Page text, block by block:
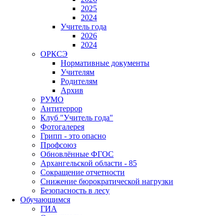
2025
2024
Учитель года
2026
2024
ОРКСЭ
Нормативные документы
Учителям
Родителям
Архив
РУМО
Антитеррор
Клуб "Учитель года"
Фотогалерея
Грипп - это опасно
Профсоюз
Обновлённые ФГОС
Архангельской области - 85
Сокращение отчетности
Снижение бюрократической нагрузки
Безопасность в лесу
Обучающимся
ГИА